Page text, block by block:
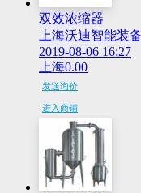
双效浓缩器
上海沃迪智能装
2019-08-06 16:27
上海0.00
发送询价
进入商铺